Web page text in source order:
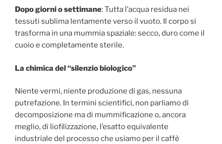
Dopo giorni o settimane: Tutta l’acqua residua nei
tessuti sublima lentamente verso il vuoto. Il corpo si
trasforma in una mummia spaziale: secco, duro come il
cuoio e completamente sterile.
La chimica del “silenzio biologico”
Niente vermi, niente produzione di gas, nessuna
putrefazione. In termini scientifici, non parliamo di
decomposizione ma di mummificazione o, ancora
meglio, di liofilizzazione, l’esatto equivalente
industriale del processo che usiamo per il caffè